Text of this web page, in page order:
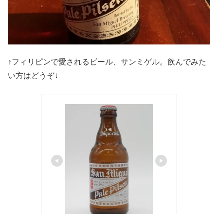
↑フィリピンで愛されるビール、サンミゲル。飲んでみた
い方はどうぞ↓